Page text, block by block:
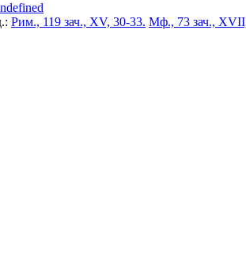
Рим., 119 зач., XV, 30-33. Мф., 73 зач.,